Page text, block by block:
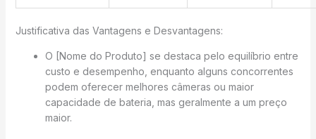
Justificativa das Vantagens e Desvantagens:
O [Nome do Produto] se destaca pelo equilíbrio entre
custo e desempenho, enquanto alguns concorrentes
podem oferecer melhores câmeras ou maior
capacidade de bateria, mas geralmente a um preço
maior.